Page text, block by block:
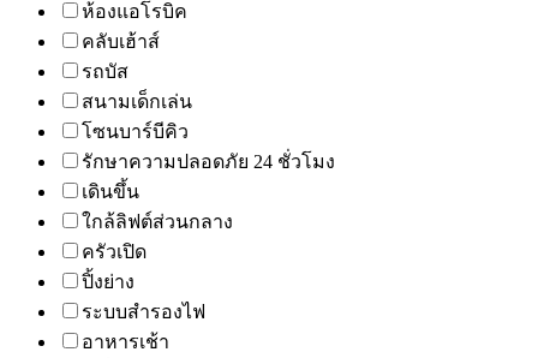
ห้องแอโรบิค
คลับเฮ้าส์
รถบัส
สนามเด็กเล่น
โซนบาร์บีคิว
รักษาความปลอดภัย 24 ชั่วโมง
เดินขึ้น
ใกล้ลิฟต์ส่วนกลาง
ครัวเปิด
ปิ้งย่าง
ระบบสำรองไฟ
อาหารเช้า